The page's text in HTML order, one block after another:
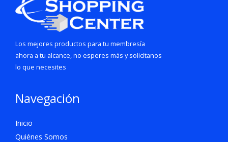
Los mejores productos para tu membresía
ahora a tu alcance, no esperes más y solicítanos
lo que necesites
Navegación
Inicio
Quiénes Somos